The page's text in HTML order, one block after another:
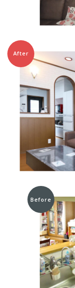
After
Before